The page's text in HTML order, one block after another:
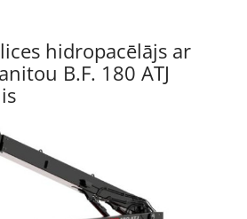
hidropacēlājs ar
B.F. 180 ATJ